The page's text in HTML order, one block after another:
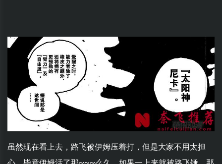
虽然现在看上去，路飞被伊姆压着打，但是大家不用太担